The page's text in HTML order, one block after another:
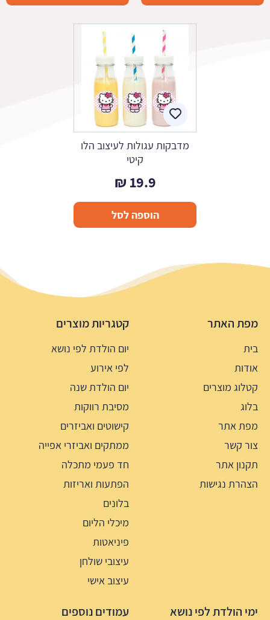
מדבקות עגולות לעיצוב הלו
קיטי
19.9
₪
הוספה לסל
מפת האתר
בית
אודות
קטלוג מוצרים
בלוג
מפת אתר
צור קשר
תקנון אתר
הצהרת נגישות
קטגריות מוצרים
יום הולדת לפי נושא
לפי אירוע
יום הולדת שנה
מסיבת רווקות
קישוטים ואביזרים
ממתקים ואביזרי אפייה
חד פעמי מתכלה
הפתעות ואריזות
בלונים
מיכלי הליום
פיניאטות
עיצובי שולחן
עיצוב אישי
ימי הולדת לפי נושא עמודים נוספים